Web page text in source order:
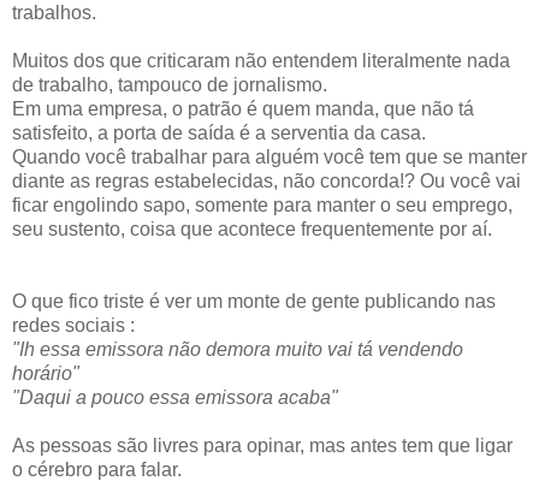
trabalhos.
Muitos dos que criticaram não entendem literalmente nada
de trabalho, tampouco de jornalismo.
Em uma empresa, o patrão é quem manda, que não tá
satisfeito, a porta de saída é a serventia da casa.
Quando você trabalhar para alguém você tem que se manter
diante as regras estabelecidas, não concorda!? Ou você vai
ficar engolindo sapo, somente para manter o seu emprego,
seu sustento, coisa que acontece frequentemente por aí.
O que fico triste é ver um monte de gente publicando nas
redes sociais :
"Ih essa emissora não demora muito vai tá vendendo
horário"
"Daqui a pouco essa emissora acaba"
As pessoas são livres para opinar, mas antes tem que ligar
o cérebro para falar.